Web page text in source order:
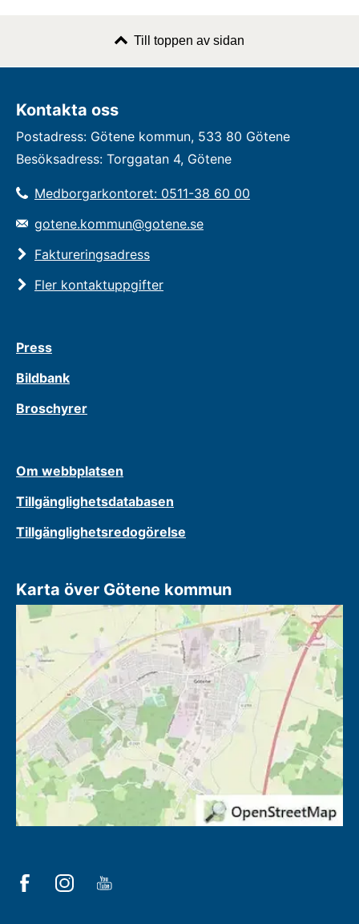
Till toppen av sidan
Kontakta oss
Postadress: Götene kommun, 533 80 Götene
Besöksadress: Torggatan 4, Götene
Medborgarkontoret: 0511-38 60 00
gotene.kommun@gotene.se
Faktureringsadress
Fler kontaktuppgifter
Press
Bildbank
Broschyrer
Om webbplatsen
Tillgänglighetsdatabasen
Tillgänglighetsredogörelse
Karta över Götene kommun